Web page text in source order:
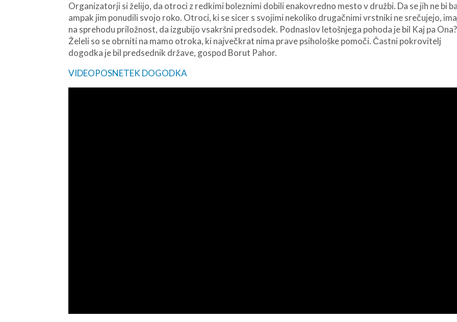
Organizatorji si želijo, da otroci z redkimi boleznimi dobili enakovredno mesto v družbi. Da se jih ne bi
ampak jim ponudili svojo roko. Otroci, ki se sicer s svojimi nekoliko drugačnimi vrstniki ne srečujejo,
na sprehodu priložnost, da izgubijo vsakršni predsodek. Podnaslov letošnjega pohoda je bil Kaj pa Ona?
Želeli so se obrniti na mamo otroka, ki največkrat nima prave psihološke pomoči. Častni pokrovitelj
dogodka je bil predsednik države, gospod Borut Pahor.
VIDEOPOSNETEK DOGODKA